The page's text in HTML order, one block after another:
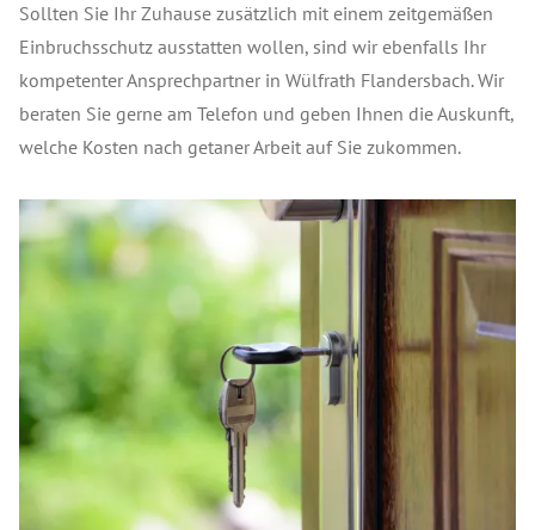
Sollten Sie Ihr Zuhause zusätzlich mit einem zeitgemäßen
Einbruchsschutz ausstatten wollen, sind wir ebenfalls Ihr
kompetenter Ansprechpartner in Wülfrath Flandersbach. Wir
beraten Sie gerne am Telefon und geben Ihnen die Auskunft,
welche Kosten nach getaner Arbeit auf Sie zukommen.